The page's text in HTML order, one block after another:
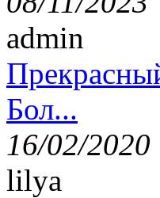
admin
Бол...
16/02/2020
lilya